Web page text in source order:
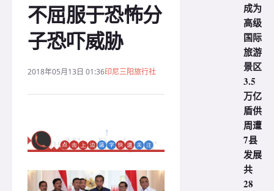
不屈服于恐怖分
子恐吓威胁
2018年05月13日 01:36印尼三阳旅行社
成为
高级
国际
旅游
景区
3.5
万亿
盾供
周遭
7县
发展
共
28